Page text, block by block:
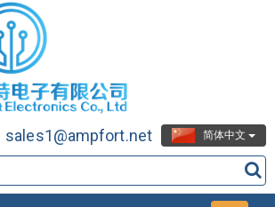
简体中文
sales1@ampfort.net